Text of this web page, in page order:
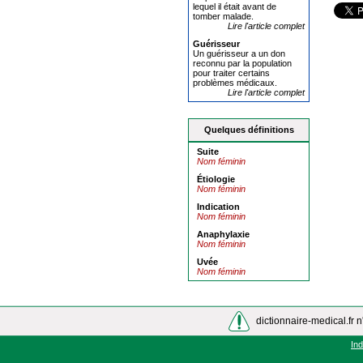
lequel il était avant de
tomber malade.
Lire l'article complet
Guérisseur
Un guérisseur a un don
reconnu par la population
pour traiter certains
problèmes médicaux.
Lire l'article complet
Quelques définitions
Suite
Nom féminin
Étiologie
Nom féminin
Indication
Nom féminin
Anaphylaxie
Nom féminin
Uvée
Nom féminin
dictionnaire-medical.fr